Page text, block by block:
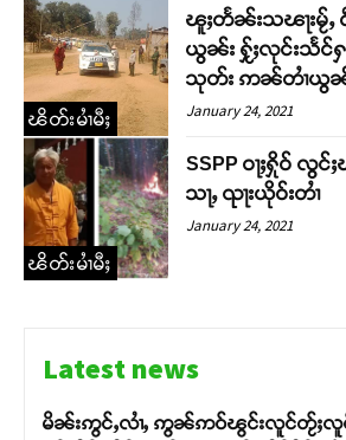
ၽိတ်းမၢႆမီႈ
ၽူႈတႅၼ်းသၽႃးမႂ်ႇ ဝဵ
ယွၼ်း ႁႂ်ႈလုင်းသႅင်
သုတ်း ဢၼ်တၢႆယွၼ်ႉ
January 24, 2021
ၽိတ်းမၢႆမီႈ
SSPP ဝႃႈႁိုဝ် လွင်
သႃႇ ၺႃးယိုဝ်းတၢႆ
January 24, 2021
Latest news
မိၼ်းဢွင်ႇလၢႆႇ ဢွၼ်ဢဝ်ၽွင်းလူင်တႂ်ႈလူ